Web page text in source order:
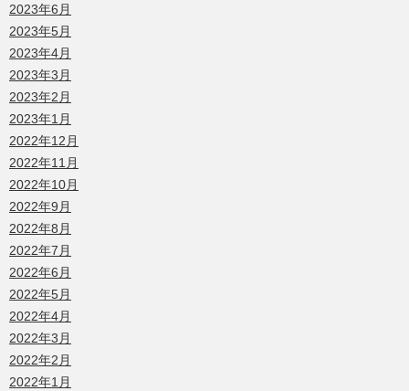
2023年6月
2023年5月
2023年4月
2023年3月
2023年2月
2023年1月
2022年12月
2022年11月
2022年10月
2022年9月
2022年8月
2022年7月
2022年6月
2022年5月
2022年4月
2022年3月
2022年2月
2022年1月